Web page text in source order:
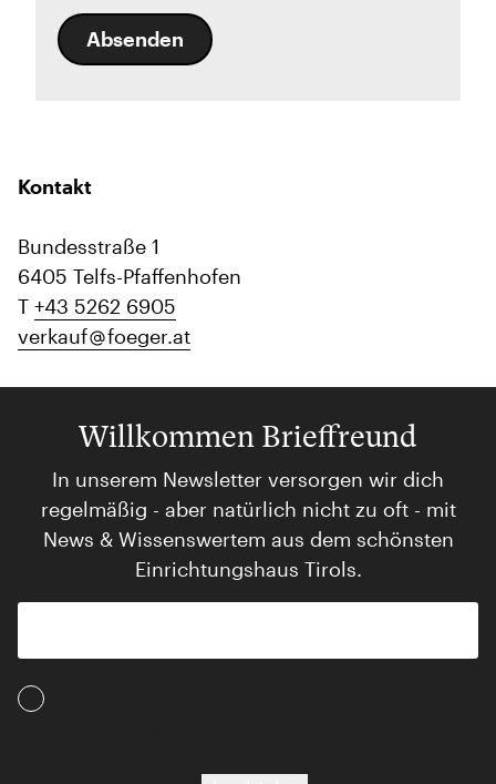
Absenden
Kontakt
Bundesstraße 1
6405 Telfs-Pfaffenhofen
T +43 5262 6905
verkauf
foeger.at
Willkommen Brieffreund
In unserem Newsletter versorgen wir dich
regelmäßig - aber natürlich nicht zu oft - mit
News & Wissenswertem aus dem schönsten
Einrichtungshaus Tirols.